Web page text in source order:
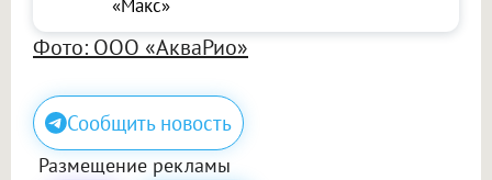
«Макс»
Фото: ООО «АкваРио»
Сообщить новость
Размещение рекламы